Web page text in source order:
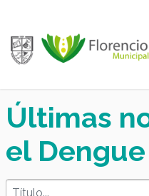
Últimas
el Dengue